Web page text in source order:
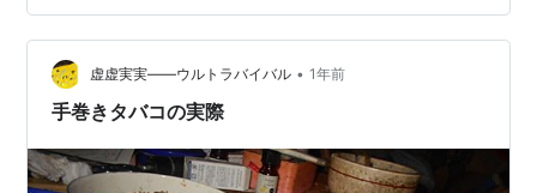
に、「性別に関する事、男女の問題」は争いを生みやす
い。 そして、これはすでに気付いている人も多数いるの
だが、インターネットやSNSの発達と共に、実にくだら
なくて醜い現象が、一般の人の目に留まる所で騒…
虚虚実実――ウルトラバイバル • 1年前
手巻きタバコの実際